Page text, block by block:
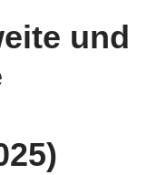
und